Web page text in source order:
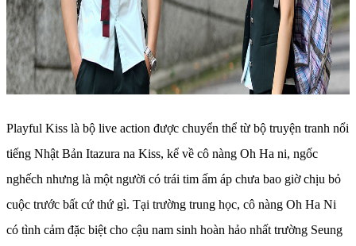
Playful Kiss là bộ live action được chuyển thể từ bộ truyện tranh nổi
tiếng Nhật Bản Itazura na Kiss, kể về cô nàng Oh Ha ni, ngốc
nghếch nhưng là một người có trái tim ấm áp chưa bao giờ chịu bỏ
cuộc trước bất cứ thứ gì. Tại trường trung học, cô nàng Oh Ha Ni
có tình cảm đặc biệt cho cậu nam sinh hoàn hảo nhất trường Seung